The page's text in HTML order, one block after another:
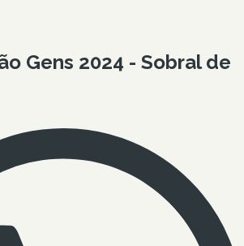
Gens 2024 - Sobral de